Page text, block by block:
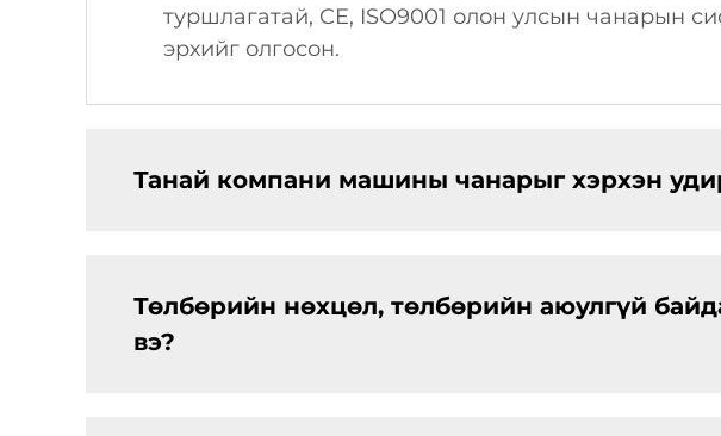
туршлагатай, CE, ISO9001 олон улсын чанарын
эрхийг олгосон.
Танай компани машины чанарыг хэрхэн
Төлбөрийн нөхцөл, төлбөрийн аюулгүй
вэ?